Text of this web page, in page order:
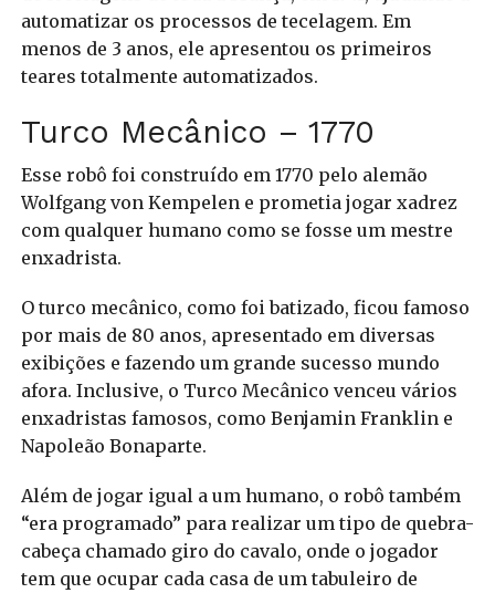
automatizar os processos de tecelagem. Em
menos de 3 anos, ele apresentou os primeiros
teares totalmente automatizados.
Turco Mecânico – 1770
Esse robô foi construído em 1770 pelo alemão
Wolfgang von Kempelen e prometia jogar xadrez
com qualquer humano como se fosse um mestre
enxadrista.
O turco mecânico, como foi batizado, ficou famoso
por mais de 80 anos, apresentado em diversas
exibições e fazendo um grande sucesso mundo
afora. Inclusive, o Turco Mecânico venceu vários
enxadristas famosos, como Benjamin Franklin e
Napoleão Bonaparte.
Além de jogar igual a um humano, o robô também
“era programado” para realizar um tipo de quebra-
cabeça chamado giro do cavalo, onde o jogador
tem que ocupar cada casa de um tabuleiro de